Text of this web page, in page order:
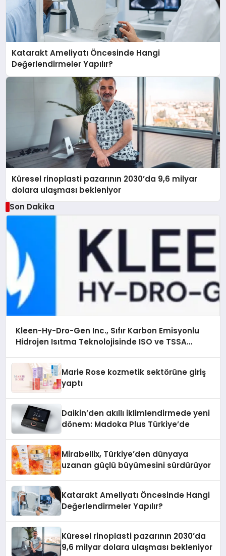
Katarakt Ameliyatı Öncesinde Hangi
Değerlendirmeler Yapılır?
Küresel rinoplasti pazarının 2030’da 9,6 milyar
dolara ulaşması bekleniyor
Son Dakika
Kleen-Hy-Dro-Gen Inc., Sıfır Karbon Emisyonlu
Hidrojen Isıtma Teknolojisinde ISO ve TSSA
Marie Rose kozmetik sektörüne giriş
yaptı
Daikin’den akıllı iklimlendirmede yeni
dönem: Madoka Plus Türkiye’de
Mirabellix, Türkiye’den dünyaya
uzanan güçlü büyümesini sürdürüyor
Katarakt Ameliyatı Öncesinde Hangi
Değerlendirmeler Yapılır?
Küresel rinoplasti pazarının 2030’da
9,6 milyar dolara ulaşması bekleniyor